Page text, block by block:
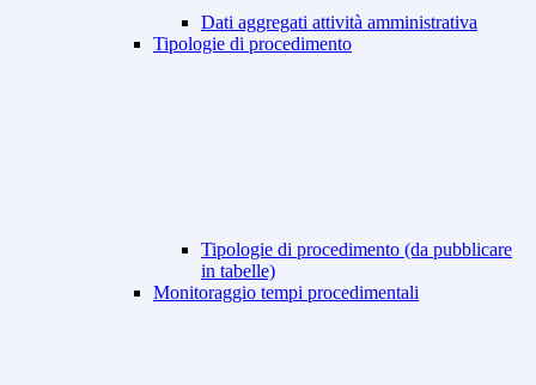
Dati aggregati attività amministrativa
Tipologie di procedimento
Tipologie di procedimento (da pubblicare
in tabelle)
Monitoraggio tempi procedimentali